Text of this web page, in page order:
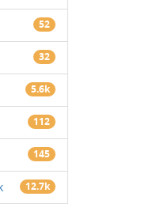
52
32
5.6k
112
145
12.7k